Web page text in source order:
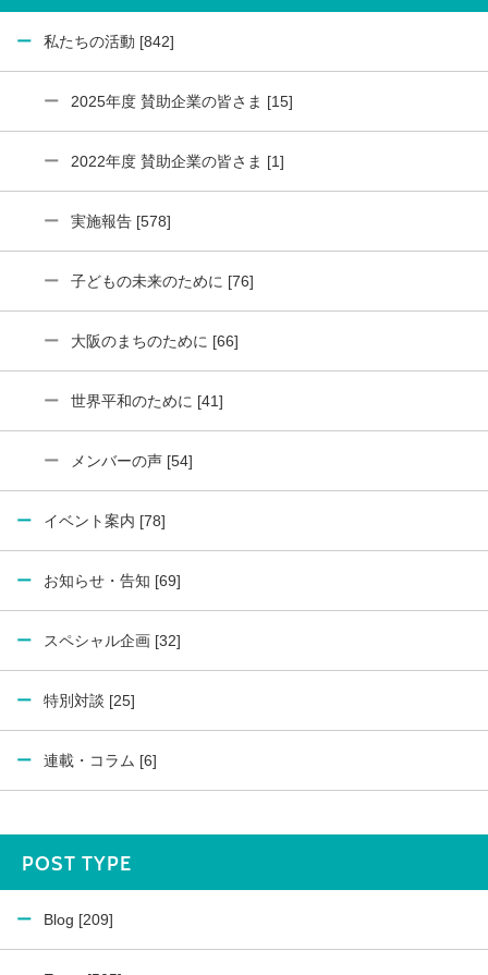
私たちの活動 [842]
2025年度 賛助企業の皆さま [15]
2022年度 賛助企業の皆さま [1]
実施報告 [578]
子どもの未来のために [76]
大阪のまちのために [66]
世界平和のために [41]
メンバーの声 [54]
イベント案内 [78]
お知らせ・告知 [69]
スペシャル企画 [32]
特別対談 [25]
連載・コラム [6]
POST TYPE
Blog [209]